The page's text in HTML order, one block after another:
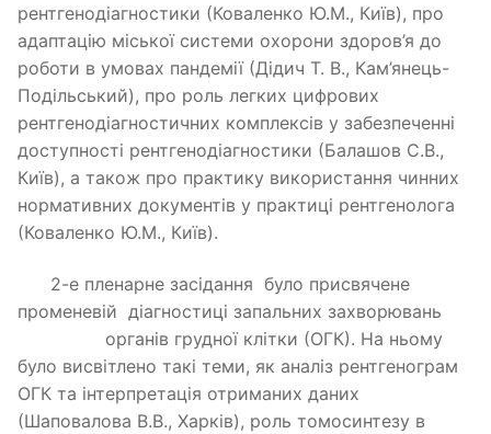
рентгенодіагностики (Коваленко Ю.М., Київ), про
адаптацію міської системи охорони здоров’я до
роботи в умовах пандемії (Дідич Т. В., Кам’янець-
Подільський), про роль легких цифрових
рентгенодіагностичних комплексів у забезпеченні
доступності рентгенодіагностики (Балашов С.В.,
Київ), а також про практику використання чинних
нормативних документів у практиці рентгенолога
(Коваленко Ю.М., Київ).
2-е пленарне засідання було присвячене
променевій діагностиці запальних захворювань
органів грудної клітки (ОГК). На ньому
було висвітлено такі теми, як аналіз рентгенограм
ОГК та інтерпретація отриманих даних
(Шаповалова В.В., Харків), роль томосинтезу в